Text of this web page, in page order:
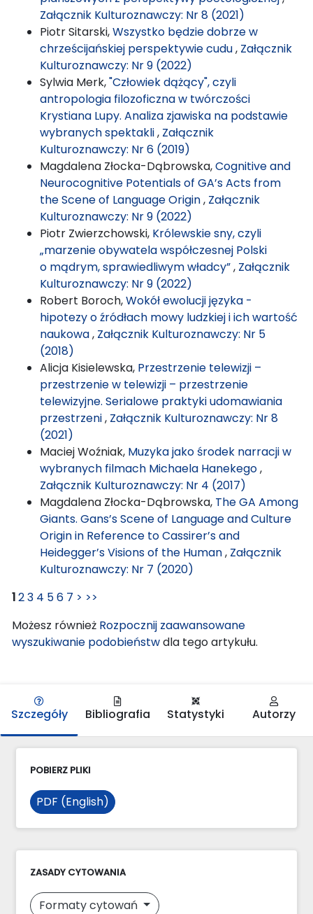
Załącznik Kulturoznawczy: Nr 8 (2021)
Piotr Sitarski,Wszystko będzie dobrze w
chrześcijańskiej perspektywie cudu, Załącznik
Kulturoznawczy: Nr 9 (2022)
Sylwia Merk,"Człowiek dążący", czyli
antropologia filozoficzna w twórczości
Krystiana Lupy. Analiza zjawiska na podstawie
wybranych spektakli, Załącznik
Kulturoznawczy: Nr 6 (2019)
Magdalena Złocka-Dąbrowska,Cognitive and
Neurocognitive Potentials of GA’s Acts from
the Scene of Language Origin, Załącznik
Kulturoznawczy: Nr 9 (2022)
Piotr Zwierzchowski, Królewskie sny, czyli
„marzenie obywatela współczesnej Polski
o mądrym, sprawiedliwym władcy”, Załącznik
Kulturoznawczy: Nr 9 (2022)
Robert Boroch,Wokół ewolucji języka -
hipotezy o źródłach mowy ludzkiej i ich wartość
naukowa, Załącznik Kulturoznawczy: Nr 5
(2018)
Alicja Kisielewska, Przestrzenie telewizji –
przestrzenie w telewizji – przestrzenie
telewizyjne. Serialowe praktyki udomawiania
przestrzeni, Załącznik Kulturoznawczy: Nr 8
(2021)
Maciej Woźniak, Muzyka jako środek narracji w
wybranych filmach Michaela Hanekego,
Załącznik Kulturoznawczy: Nr 4 (2017)
Magdalena Złocka-Dąbrowska, The GA Among
Giants. Gans’s Scene of Language and Culture
Origin in Reference to Cassirer’s and
Heidegger’s Visions of the Human, Załącznik
Kulturoznawczy: Nr 7 (2020)
123 4 56 7 > >>
Możesz również Rozpocznij zaawansowane
wyszukiwanie podobieństwdla tego artykułu.
Szczegóły Bibliografia Statystyki Autorzy
POBIERZ PLIKI
PDF (English)
ZASADY CYTOWANIA
Formaty cytowań